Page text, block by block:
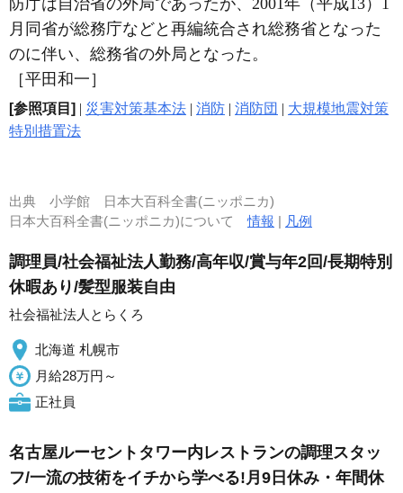
防庁は自治省の外局であったが、2001年（平成13）1
月同省が総務庁などと再編統合され総務省となった
のに伴い、総務省の外局となった。
［平田和一］
[参照項目] | 災害対策基本法 | 消防 | 消防団 | 大規模地震対策
特別措置法
出典 小学館 日本大百科全書(ニッポニカ)
日本大百科全書(ニッポニカ)について情報 | 凡例
調理員/社会福祉法人勤務/高年収/賞与年2回/長期特別
休暇あり/髪型服装自由
社会福祉法人とらくろ
北海道 札幌市
月給28万円～
正社員
名古屋ルーセントタワー内レストランの調理スタッ
フ/一流の技術をイチから学べる!月9日休み・年間休